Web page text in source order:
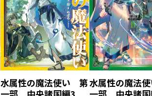
早稲田大学第一文学
（現職）と、少し変
本作品は、キャラク
書き上げられてい
●めばる／mebaru
めばると申します。
ゲームや小説のイラ
水属性の魔法使い 第水属性の魔法